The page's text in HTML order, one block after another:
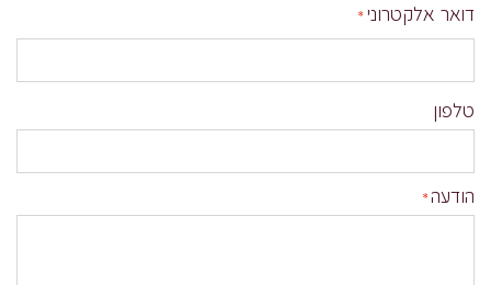
דואר אלקטרוני
טלפון
הודעה